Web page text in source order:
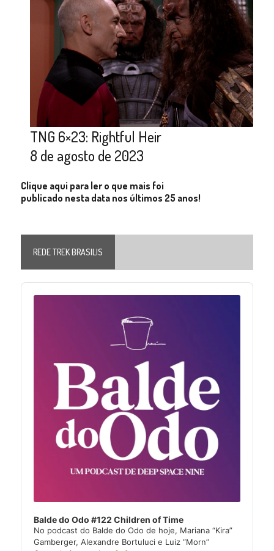
TNG 6×23: Rightful Heir
8 de agosto de 2023
Clique aqui para ler o que mais foi
publicado nesta data nos últimos 25 anos!
REDE TREK BRASILIS
Audio
Player
Balde do Odo #122 Children of Time
No podcast do Balde do Odo de hoje, Mariana “Kira”
Gamberger, Alexandre Bortuluci e Luiz “Morn”